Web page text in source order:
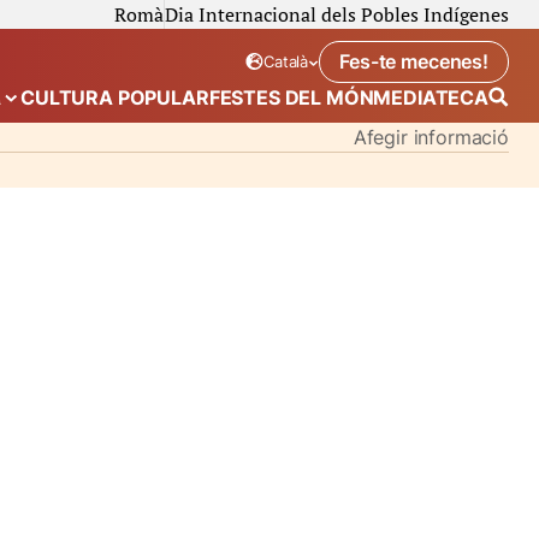
RomàDia Internacional dels Pobles Indígenes
Idioma seleccionat:
Català
. Canviar idiomaFes-te mecenes!
“Calendari”
Mostra el submenú de “Ecosistema”
CULTURA POPULARFESTES DEL MÓNMEDIATECA
Afegir informació